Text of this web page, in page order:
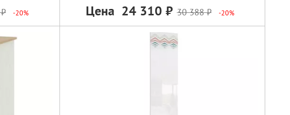
-20% Цена 24 310 30 388 -20%